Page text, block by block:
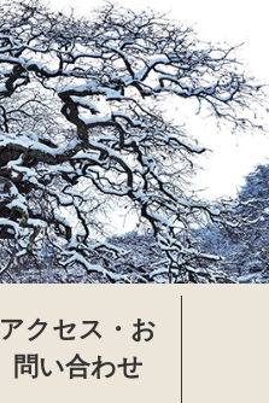
アクセス・お
問い合わせ